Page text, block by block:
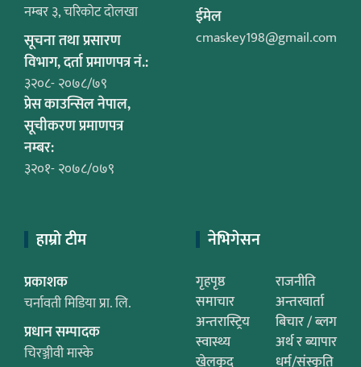
नम्बर ३, चरिकोट दोलखा
सूचना तथा प्रसारण
विभाग, दर्ता प्रमाणपत्र नं.:
३२०८- २०७८/७९
प्रेस काउन्सिल नेपाल,
सूचीकरण प्रमाणपत्र
नम्बर:
३२०१- २०७८/०७९
ईमेल
cmaskey198@gmail.com
हाम्रो टीम
प्रकाशक
चर्नावती मिडिया प्रा. लि.
प्रधान सम्पादक
चिरञ्जीवी मास्के
नेभिगेसन
गृहपृष्ठ
राजनीति
समाचार
अन्तरवार्ता
अन्तरास्ट्रिय
बिचार / ब्लग
स्वास्थ्य
अर्थ र ब्यापार
खेलकुद
धर्म/संस्कृति